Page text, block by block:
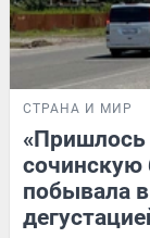
СТРАНА И МИР
сочинскую
побывала